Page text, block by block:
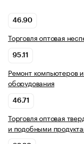
46.90
Торговля оптовая
95.11
Ремонт компьютеров
оборудования
46.71
Торговля оптовая
и подобными